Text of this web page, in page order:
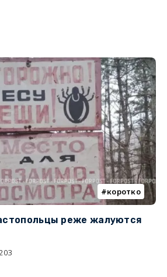
коротко
реже жалуются
203